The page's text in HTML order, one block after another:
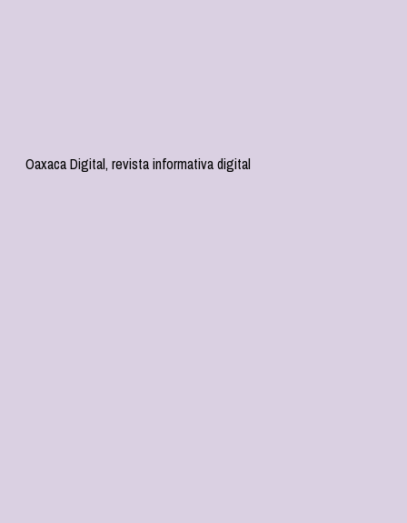
Oaxaca Digital, revista informativa digital